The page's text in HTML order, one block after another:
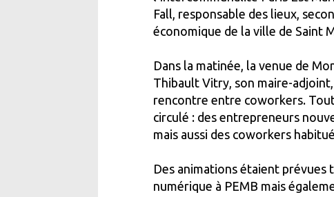
Fall, responsable des lieux,
économique de la ville de Saint
Dans la matinée, la venue de
Thibault Vitry, son maire-
rencontre entre coworkers.
circulé : des entrepreneurs
mais aussi des coworkers
Des animations étaient prévues
numérique à PEMB mais